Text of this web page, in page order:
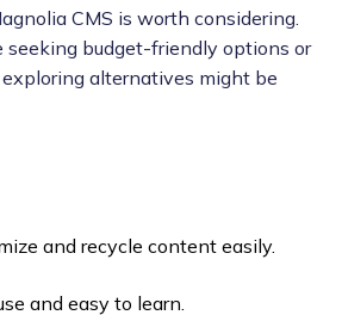
CMS is worth considering.
seeking budget-friendly options or
alternatives might be
and recycle content easily.
and easy to learn.